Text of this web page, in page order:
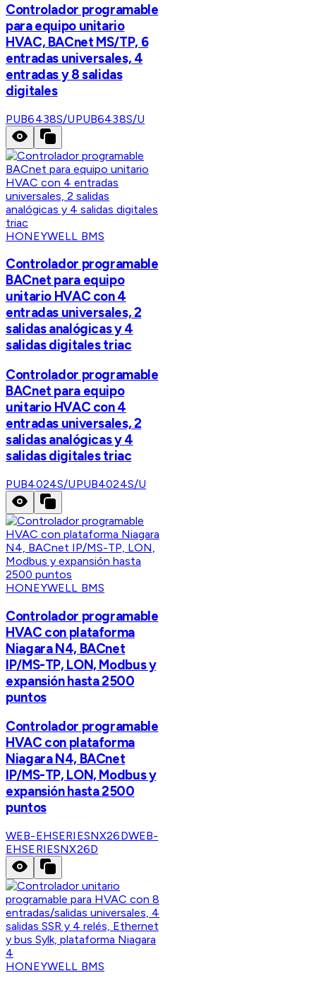
Controlador programable
para equipo unitario
HVAC, BACnet MS/TP, 6
entradas universales, 4
entradas y 8 salidas
digitales
PUB6438S/UPUB6438S/U
HONEYWELL BMS
Controlador programable
BACnet para equipo
unitario HVAC con 4
entradas universales, 2
salidas analógicas y 4
salidas digitales triac
Controlador programable
BACnet para equipo
unitario HVAC con 4
entradas universales, 2
salidas analógicas y 4
salidas digitales triac
PUB4024S/UPUB4024S/U
HONEYWELL BMS
Controlador programable
HVAC con plataforma
Niagara N4, BACnet
IP/MS-TP, LON, Modbus y
expansión hasta 2500
puntos
Controlador programable
HVAC con plataforma
Niagara N4, BACnet
IP/MS-TP, LON, Modbus y
expansión hasta 2500
puntos
WEB-EHSERIESNX26DWEB-
EHSERIESNX26D
HONEYWELL BMS